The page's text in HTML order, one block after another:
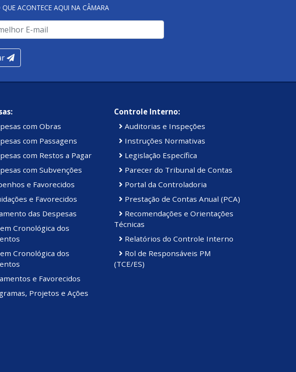
ACONTECE AQUI NA CÂMARA
com Obras
com Passagens
com Restos a Pagar
com Subvenções
e Favorecidos
e Favorecidos
das Despesas
Cronológica dos
Cronológica dos
e Favorecidos
Projetos e Ações
Controle Interno:
Auditorias e Inspeções
Instruções Normativas
Legislação Específica
Parecer do Tribunal de Contas
Portal da Controladoria
Prestação de Contas Anual (PCA)
Recomendações e Orientações
Técnicas
Relatórios do Controle Interno
Rol de Responsáveis PM
(TCE/ES)